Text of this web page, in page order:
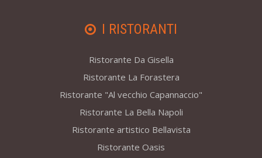
I RISTORANTI
Ristorante Da Gisella
Ristorante La Forastera
Ristorante "Al vecchio Capannaccio"
Ristorante La Bella Napoli
Ristorante artistico Bellavista
Ristorante Oasis